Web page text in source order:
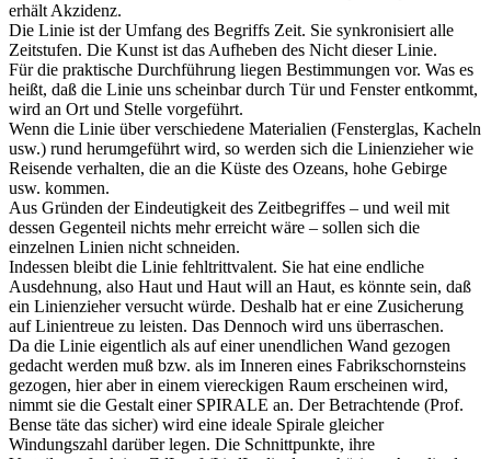
erhält Akzidenz.
Die Linie ist der Umfang des Begriffs Zeit. Sie synkronisiert alle
Zeitstufen. Die Kunst ist das Aufheben des Nicht dieser Linie.
Für die praktische Durchführung liegen Bestimmungen vor. Was es
heißt, daß die Linie uns scheinbar durch Tür und Fenster entkommt,
wird an Ort und Stelle vorgeführt.
Wenn die Linie über verschiedene Materialien (Fensterglas, Kacheln
usw.) rund herumgeführt wird, so werden sich die Linienzieher wie
Reisende verhalten, die an die Küste des Ozeans, hohe Gebirge
usw. kommen.
Aus Gründen der Eindeutigkeit des Zeitbegriffes – und weil mit
dessen Gegenteil nichts mehr erreicht wäre – sollen sich die
einzelnen Linien nicht schneiden.
Indessen bleibt die Linie fehltrittvalent. Sie hat eine endliche
Ausdehnung, also Haut und Haut will an Haut, es könnte sein, daß
ein Linienzieher versucht würde. Deshalb hat er eine Zusicherung
auf Linientreue zu leisten. Das Dennoch wird uns überraschen.
Da die Linie eigentlich als auf einer unendlichen Wand gezogen
gedacht werden muß bzw. als im Inneren eines Fabrikschornsteins
gezogen, hier aber in einem viereckigen Raum erscheinen wird,
nimmt sie die Gestalt einer SPIRALE an. Der Betrachtende (Prof.
Bense täte das sicher) wird eine ideale Spirale gleicher
Windungszahl darüber legen. Die Schnittpunkte, ihre